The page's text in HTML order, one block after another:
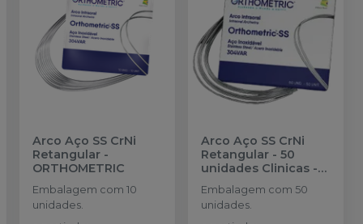
Arco Aço SS CrNi
Retangular -
ORTHOMETRIC
Embalagem com 10
unidades.
Arco Aço SS CrNi
Retangular - 50
unidades Clinicas -
ORTHOMETRIC
Embalagem com 50
unidades.